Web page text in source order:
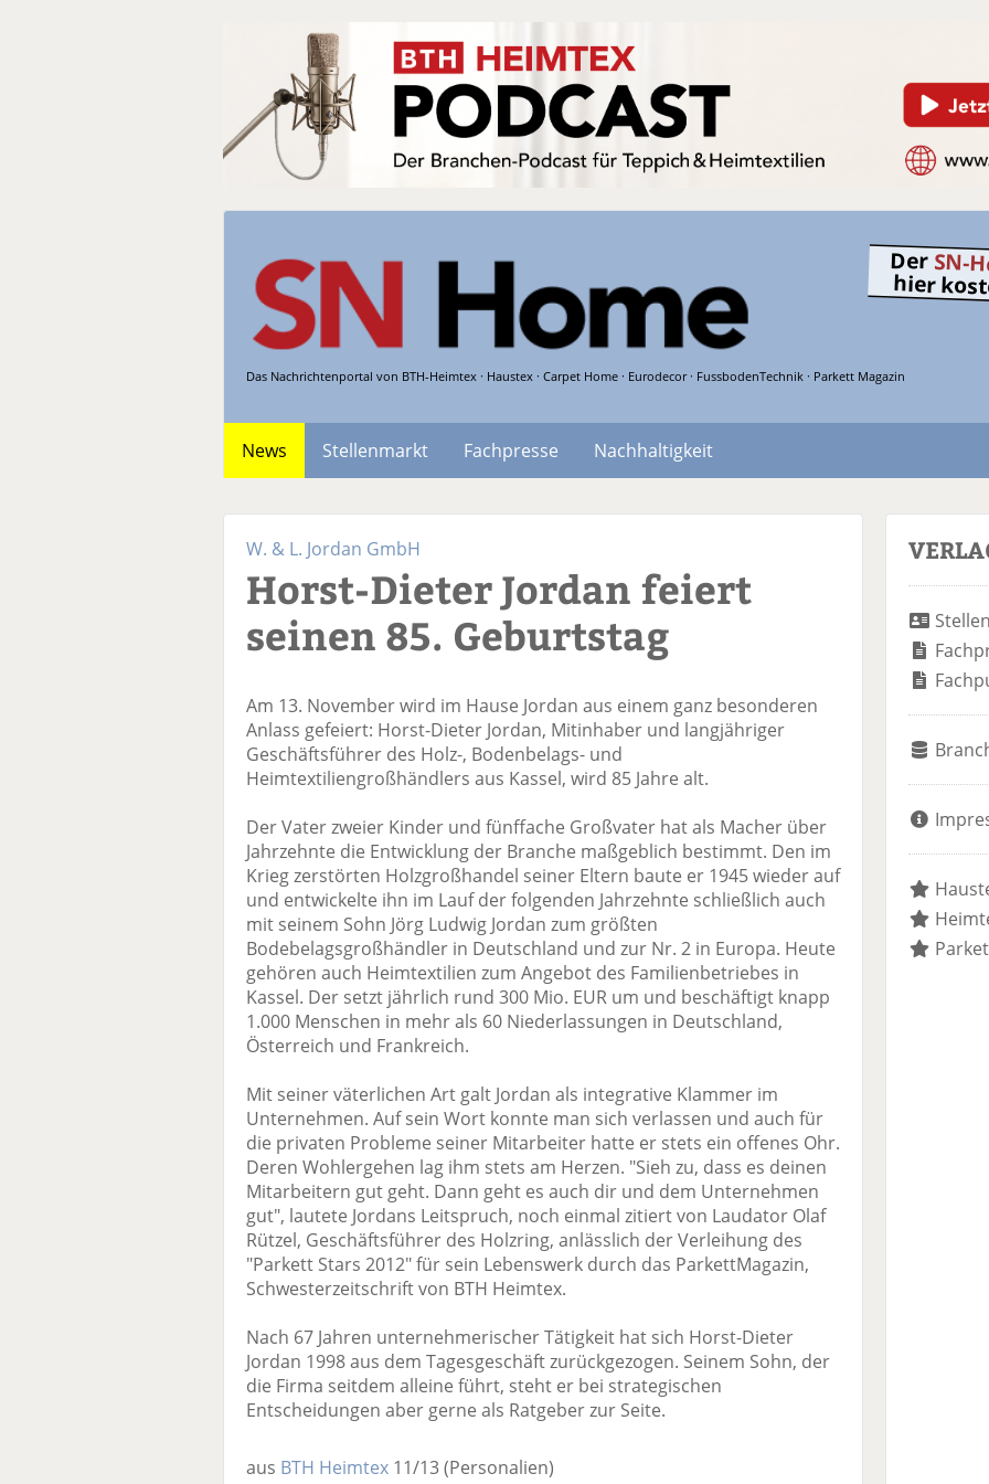
Das Nachrichtenportal von BTH-Heimtex · Haustex · Carpet Home · Eurodecor · FussbodenTechnik · Parkett Magazin
Der SN-
hier
News Stellenmarkt Fachpresse
Nachhaltigkeit
W. & L. Jordan GmbH
Horst-Dieter Jordan feiert
seinen 85. Geburtstag
Am 13. November wird im Hause Jordan aus einem ganz besonderen
Anlass gefeiert: Horst-Dieter Jordan, Mitinhaber und langjähriger
Geschäftsführer des Holz-, Bodenbelags- und
Heimtextiliengroßhändlers aus Kassel, wird 85 Jahre alt.
Der Vater zweier Kinder und fünffache Großvater hat als Macher über
Jahrzehnte die Entwicklung der Branche maßgeblich bestimmt. Den im
Krieg zerstörten Holzgroßhandel seiner Eltern baute er 1945 wieder auf
und entwickelte ihn im Lauf der folgenden Jahrzehnte schließlich auch
mit seinem Sohn Jörg Ludwig Jordan zum größten
Bodebelagsgroßhändler in Deutschland und zur Nr. 2 in Europa. Heute
gehören auch Heimtextilien zum Angebot des Familienbetriebes in
Kassel. Der setzt jährlich rund 300 Mio. EUR um und beschäftigt knapp
1.000 Menschen in mehr als 60 Niederlassungen in Deutschland,
Österreich und Frankreich.
Mit seiner väterlichen Art galt Jordan als integrative Klammer im
Unternehmen. Auf sein Wort konnte man sich verlassen und auch für
die privaten Probleme seiner Mitarbeiter hatte er stets ein offenes Ohr.
Deren Wohlergehen lag ihm stets am Herzen. "Sieh zu, dass es deinen
Mitarbeitern gut geht. Dann geht es auch dir und dem Unternehmen
gut", lautete Jordans Leitspruch, noch einmal zitiert von Laudator Olaf
Rützel, Geschäftsführer des Holzring, anlässlich der Verleihung des
"Parkett Stars 2012" für sein Lebenswerk durch das ParkettMagazin,
Schwesterzeitschrift von BTH Heimtex.
Nach 67 Jahren unternehmerischer Tätigkeit hat sich Horst-Dieter
Jordan 1998 aus dem Tagesgeschäft zurückgezogen. Seinem Sohn, der
die Firma seitdem alleine führt, steht er bei strategischen
Entscheidungen aber gerne als Ratgeber zur Seite.
aus BTH Heimtex 11/13(Personalien)